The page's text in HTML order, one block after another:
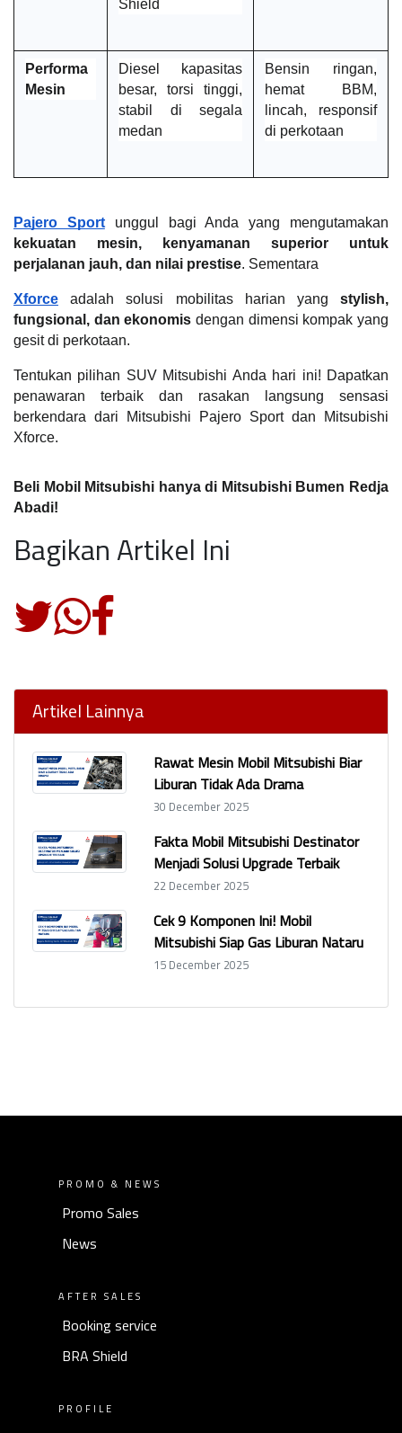
Shield
Performa
Mesin
Diesel kapasitas
besar, torsi tinggi,
stabil di segala
medan
Bensin ringan,
hemat BBM,
lincah, responsif
di perkotaan
Pajero Sport
kekuatan mesin, kenyamanan superior untuk
perjalanan jauh, dan nilai prestise. Sementara
Xforce adalah solusi mobilitas harian yang stylish,
fungsional, dan ekonomis dengan dimensi kompak yang
gesit di perkotaan.
Tentukan pilihan SUV Mitsubishi Anda hari ini! Dapatkan
penawaran terbaik dan rasakan langsung sensasi
berkendara dari Mitsubishi Pajero Sport dan Mitsubishi
Xforce.
Beli Mobil Mitsubishi hanya di Mitsubishi Bumen Redja
Abadi!
Bagikan Artikel Ini
Artikel Lainnya
Rawat Mesin Mobil Mitsubishi Biar
Liburan Tidak Ada Drama
30 December 2025
Fakta Mobil Mitsubishi Destinator
Menjadi Solusi Upgrade Terbaik
22 December 2025
Cek 9 Komponen Ini! Mobil
Mitsubishi Siap Gas Liburan Nataru
15 December 2025
PROMO & NEWS
Promo Sales
News
AFTER SALES
Booking service
BRA Shield
PROFILE